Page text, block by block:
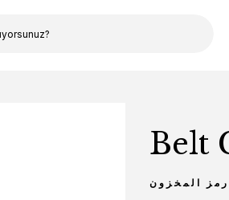
Belt
رمز المخزون